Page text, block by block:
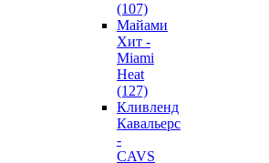
(107)
Майами
Хит -
Miami
Heat
(127)
Кливленд
Кавальерс
-
CAVS